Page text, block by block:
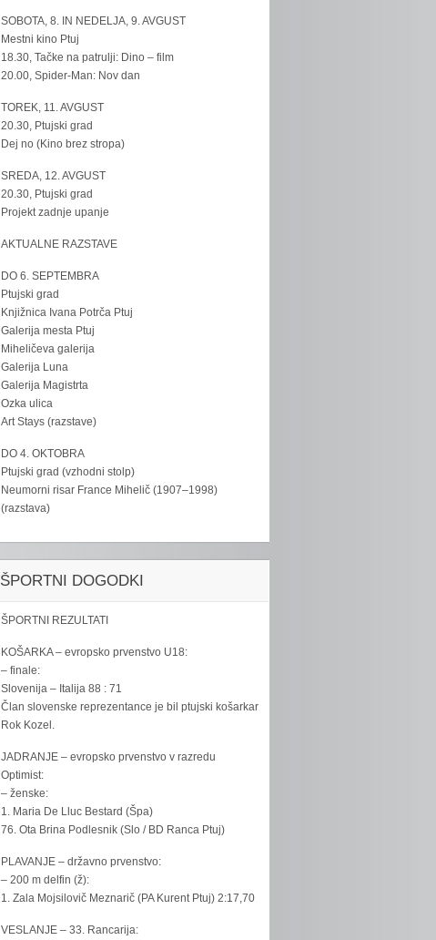
SOBOTA, 8. IN NEDELJA, 9. AVGUST
Mestni kino Ptuj
18.30, Tačke na patrulji: Dino – film
20.00, Spider-Man: Nov dan
TOREK, 11. AVGUST
20.30, Ptujski grad
Dej no (Kino brez stropa)
SREDA, 12. AVGUST
20.30, Ptujski grad
Projekt zadnje upanje
AKTUALNE RAZSTAVE
DO 6. SEPTEMBRA
Ptujski grad
Knjižnica Ivana Potrča Ptuj
Galerija mesta Ptuj
Miheličeva galerija
Galerija Luna
Galerija Magistrta
Ozka ulica
Art Stays (razstave)
DO 4. OKTOBRA
Ptujski grad (vzhodni stolp)
Neumorni risar France Mihelič (1907–1998)
(razstava)
ŠPORTNI DOGODKI
ŠPORTNI REZULTATI
KOŠARKA – evropsko prvenstvo U18:
– finale:
Slovenija – Italija 88 : 71
Član slovenske reprezentance je bil ptujski košarkar
Rok Kozel.
JADRANJE – evropsko prvenstvo v razredu
Optimist:
– ženske:
1. Maria De Lluc Bestard (Špa)
76. Ota Brina Podlesnik (Slo / BD Ranca Ptuj)
PLAVANJE – državno prvenstvo:
– 200 m delfin (ž):
1. Zala Mojsilovič Meznarič (PA Kurent Ptuj) 2:17,70
VESLANJE – 33. Rancarija: